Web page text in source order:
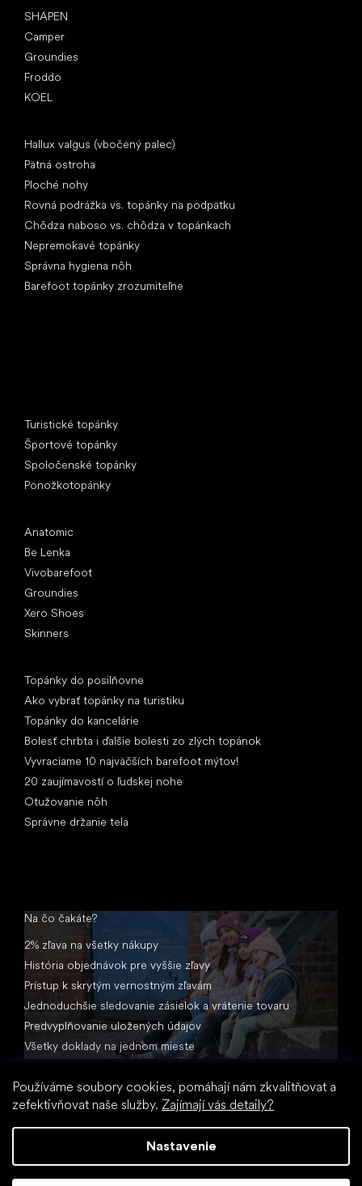
Používáme soubory cookies, pomáhají nám zkvalitňovat a
zefektivňovat naše služby. Zajímají vás detaily?
Nastavenie
SHAPEN
Camper
Groundies
Froddo
KOEL
Hallux valgus (vbočený palec)
Pätná ostroha
Ploché nohy
Rovná podrážka vs. topánky na podpätku
Chôdza naboso vs. chôdza v topánkach
Nepremokavé topánky
Správna hygiena nôh
Barefoot topánky zrozumiteľne
Turistické topánky
Športové topánky
Spoločenské topánky
Ponožkotopánky
Anatomic
Be Lenka
Vivobarefoot
Groundies
Xero Shoes
Skinners
Topánky do posilňovne
Ako vybrať topánky na turistiku
Topánky do kancelárie
Bolesť chrbta i ďalšie bolesti zo zlých topánok
Vyvraciame 10 najväčších barefoot mýtov!
20 zaujímavostí o ľudskej nohe
Otužovanie nôh
Správne držanie tela
Na čo čakáte?
2% zľava na všetky nákupy
História objednávok pre vyššie zľavy
Prístup k skrytým vernostným zľavám
Jednoduchšie sledovanie zásielok a vrátenie tovaru
Predvyplňovanie uložených údajov
Všetky doklady na jednom mieste
Vytvoril Shoptet